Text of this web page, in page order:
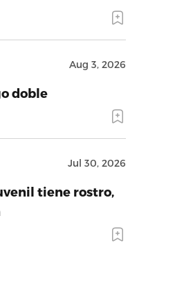
Aug 3, 2026
doble
Jul 30, 2026
tiene rostro,